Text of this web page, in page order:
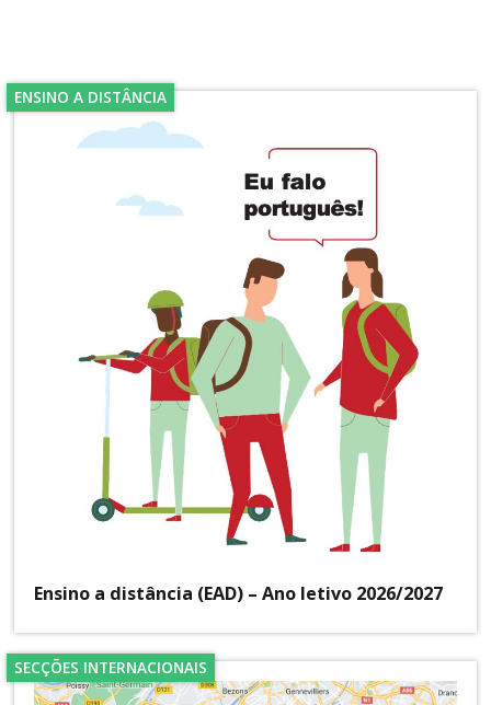
ENSINO A DISTÂNCIA
Ensino a distância (EAD) – Ano letivo 2026/2027
SECÇÕES INTERNACIONAIS